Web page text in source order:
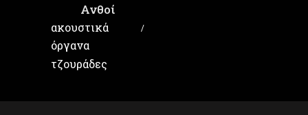
Ανθοί
ακουστικά
όργανα
τζουράδες